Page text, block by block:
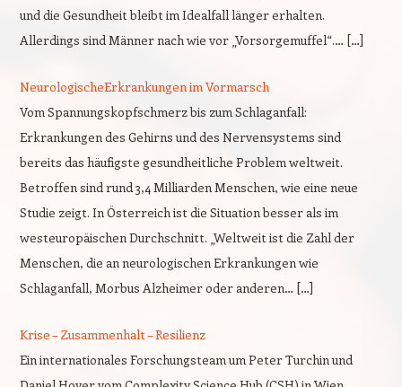
und die Gesundheit bleibt im Idealfall länger erhalten.
Allerdings sind Männer nach wie vor „Vorsorgemuffel“.… […]
NeurologischeErkrankungen im Vormarsch
Vom Spannungskopfschmerz bis zum Schlaganfall:
Erkrankungen des Gehirns und des Nervensystems sind
bereits das häufigste gesundheitliche Problem weltweit.
Betroffen sind rund 3,4 Milliarden Menschen, wie eine neue
Studie zeigt. In Österreich ist die Situation besser als im
westeuropäischen Durchschnitt. „Weltweit ist die Zahl der
Menschen, die an neurologischen Erkrankungen wie
Schlaganfall, Morbus Alzheimer oder anderen… […]
Krise – Zusammenhalt – Resilienz
Ein internationales Forschungsteam um Peter Turchin und